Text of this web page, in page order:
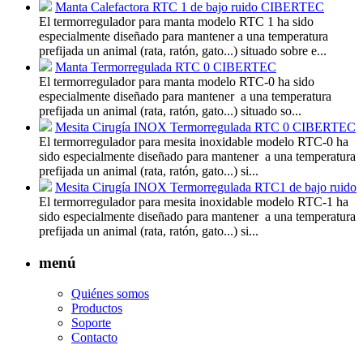
Manta Calefactora RTC 1 de bajo ruido CIBERTEC
El termorregulador para manta modelo RTC 1 ha sido
especialmente diseñado para mantener a una temperatura
prefijada un animal (rata, ratón, gato...) situado sobre e...
Manta Termorregulada RTC 0 CIBERTEC
El termorregulador para manta modelo RTC-0 ha sido
especialmente diseñado para mantener a una temperatura
prefijada un animal (rata, ratón, gato...) situado so...
Mesita Cirugía INOX Termorregulada RTC 0 CIBERTEC
El termorregulador para mesita inoxidable modelo RTC-0 ha
sido especialmente diseñado para mantener a una temperatura
prefijada un animal (rata, ratón, gato...) si...
Mesita Cirugía INOX Termorregulada RTC1 de bajo ruido
El termorregulador para mesita inoxidable modelo RTC-1 ha
sido especialmente diseñado para mantener a una temperatura
prefijada un animal (rata, ratón, gato...) si...
menú
Quiénes somos
Productos
Soporte
Contacto